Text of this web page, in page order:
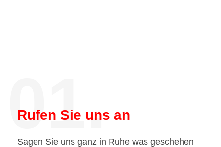
01.
Rufen Sie uns an
Sagen Sie uns ganz in Ruhe was geschehen